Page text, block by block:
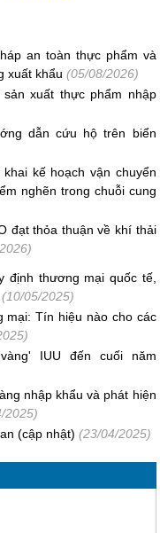
an toàn thực phẩm và
xuất khẩu (05/08/2026)
xuất thực phẩm nhập
dẫn cứu hộ trên biển
kế hoạch vận chuyển
nghẽn trong chuỗi cung
đạt thỏa thuận về khí thải
định thương mại quốc tế,
(10/05/2025)
mại: Tín hiệu nào cho các
IUU đến cuối năm
nhập khẩu và phát hiện
2025)
(cập nhật) (23/04/2025)